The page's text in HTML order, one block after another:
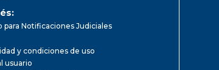
para Notificaciones Judiciales
y condiciones de uso
usuario